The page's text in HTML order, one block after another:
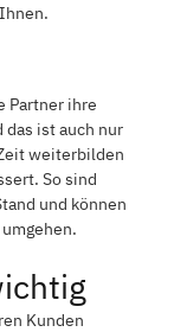
Partner ihre
ist auch nur
weiterbilden
So sind
und können
Kunden